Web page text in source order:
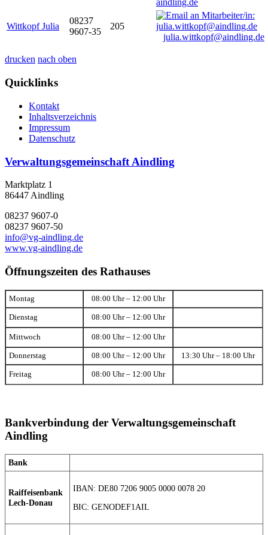
aindling.de
Wittkopf Julia
08237
9607-35
205
julia.wittkopf@aindling.de
drucken nach oben
Quicklinks
Kontakt
Inhaltsverzeichnis
Impressum
Datenschutz
Verwaltungsgemeinschaft Aindling
Marktplatz 1
86447 Aindling
08237 9607-0
08237 9607-50
info@vg-aindling.de
www.vg-aindling.de
Öffnungszeiten des Rathauses
Montag 08:00 Uhr – 12:00 Uhr
Dienstag 08:00 Uhr – 12:00 Uhr
Mittwoch 08:00 Uhr – 12:00 Uhr
Donnerstag 08:00 Uhr – 12:00 Uhr 13:30 Uhr – 18:00 Uhr
Freitag 08:00 Uhr – 12:00 Uhr
Bankverbindung der Verwaltungsgemeinschaft
Aindling
Bank
Raiffeisenbank
Lech-Donau
IBAN: DE80 7206 9005 0000 0078 20
BIC: GENODEF1AIL